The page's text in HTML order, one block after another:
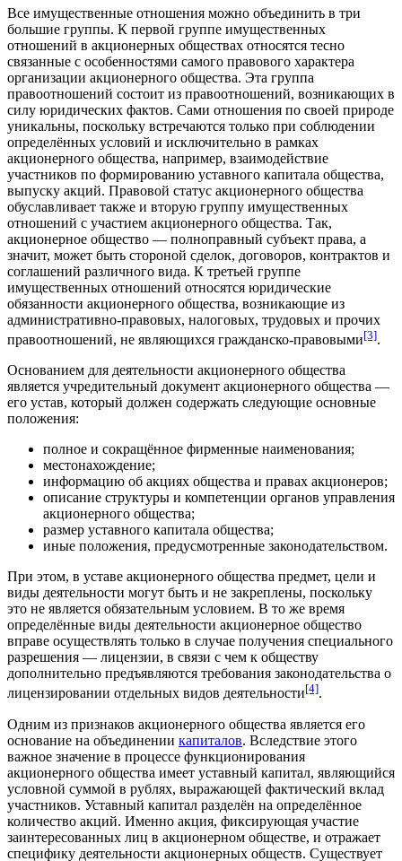
Все имущественные отношения можно объединить в три
большие группы. К первой группе имущественных
отношений в акционерных обществах относятся тесно
связанные с особенностями самого правового характера
организации акционерного общества. Эта группа
правоотношений состоит из правоотношений, возникающих в
силу юридических фактов. Сами отношения по своей природе
уникальны, поскольку встречаются только при соблюдении
определённых условий и исключительно в рамках
акционерного общества, например, взаимодействие
участников по формированию уставного капитала общества,
выпуску акций. Правовой статус акционерного общества
обуславливает также и вторую группу имущественных
отношений с участием акционерного общества. Так,
акционерное общество — полноправный субъект права, а
значит, может быть стороной сделок, договоров, контрактов и
соглашений различного вида. К третьей группе
имущественных отношений относятся юридические
обязанности акционерного общества, возникающие из
административно-правовых, налоговых, трудовых и прочих
правоотношений, не являющихся гражданско-правовыми[3].
Основанием для деятельности акционерного общества
является учредительный документ акционерного общества —
его устав, который должен содержать следующие основные
положения:
полное и сокращённое фирменные наименования;
местонахождение;
информацию об акциях общества и правах акционеров;
описание структуры и компетенции органов управления
акционерного общества;
размер уставного капитала общества;
иные положения, предусмотренные законодательством.
При этом, в уставе акционерного общества предмет, цели и
виды деятельности могут быть и не закреплены, поскольку
это не является обязательным условием. В то же время
определённые виды деятельности акционерное общество
вправе осуществлять только в случае получения специального
разрешения — лицензии, в связи с чем к обществу
дополнительно предъявляются требования законодательства о
лицензировании отдельных видов деятельности[4].
Одним из признаков акционерного общества является его
основание на объединении капиталов. Вследствие этого
важное значение в процессе функционирования
акционерного общества имеет уставный капитал, являющийся
условной суммой в рублях, выражающей фактический вклад
участников. Уставный капитал разделён на определённое
количество акций. Именно акция, фиксирующая участие
заинтересованных лиц в акционерном обществе, и отражает
специфику деятельности акционерных обществ. Существует